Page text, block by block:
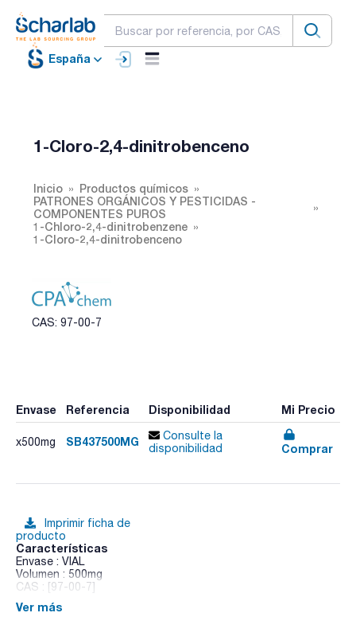
España
1-Cloro-2,4-dinitrobenceno
Inicio
Productos químicos
PATRONES ORGÁNICOS Y PESTICIDAS -
COMPONENTES PUROS
1-Chloro-2,4-dinitrobenzene
1-Cloro-2,4-dinitrobenceno
CAS: 97-00-7
Envase Referencia Disponibilidad Mi Precio
x500mg SB437500MG
Consulte la
disponibilidad
Comprar
Imprimir ficha de
producto
Características
Envase : VIAL
Volumen : 500mg
CAS : [97-00-7]
1-Chloro-2,4-dinitrobenzene
Ver más